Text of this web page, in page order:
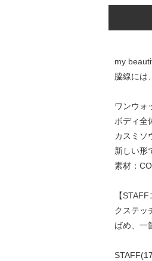
my
脇線には
ワンウォ
ボディ全
カスミソ
新しい形
素材：
【
クステッ
ばめ、一